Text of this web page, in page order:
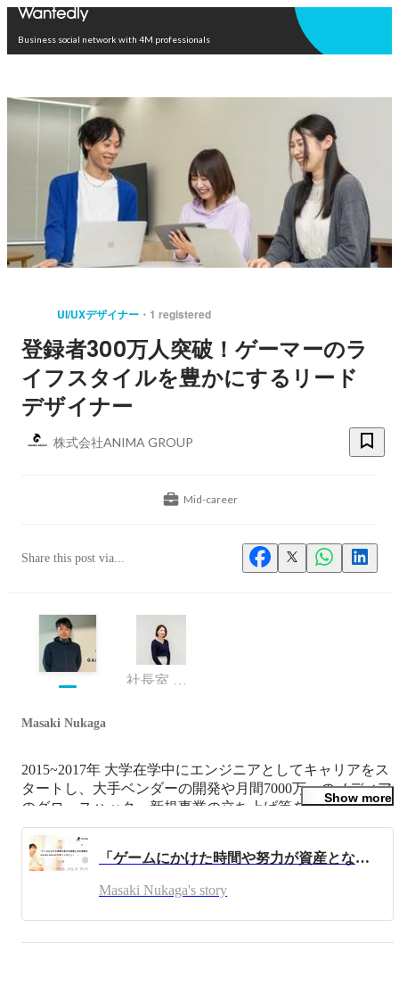
Business social network with 4M professionals
UI/UXデザイナー 1 registered
登録者300万人突破！ゲーマーのラ
イフスタイルを豊かにするリード
デザイナー
株式会社ANIMA GROUP
Mid-career
Share this post via...
社長室 Culture Design & Experience 責任者
Masaki Nukaga
2015~2017年 大学在学中にエンジニアとしてキャリアをス
タートし、大手ベンダーの開発や月間7000万pvのメディア
のグロースハック、新規事業の立ち上げ等を行ないまし
た。
事業を通じて誰かの人生の可能性を広げ、人々が"好
を目指し、領域問わずチャレンジしていきます。
Show more
「ゲームにかけた時間や努力が資産となる常識をつくる」ANIMA GROUP代表インタビュー
Masaki Nukaga's story